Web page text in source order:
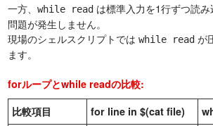
一方、while read は標準入力を1行ずつ読
問題が発生しません。
現場のシェルスクリプトではwhile read が
ます。
forループとwhile readの比較:
比較項目
for line in $(cat file)